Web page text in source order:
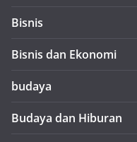
Bisnis
Bisnis dan Ekonomi
budaya
Budaya dan Hiburan